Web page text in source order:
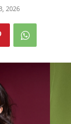
2026